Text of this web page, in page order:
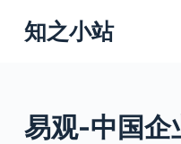
跳
过
知之小站
易观-中国企